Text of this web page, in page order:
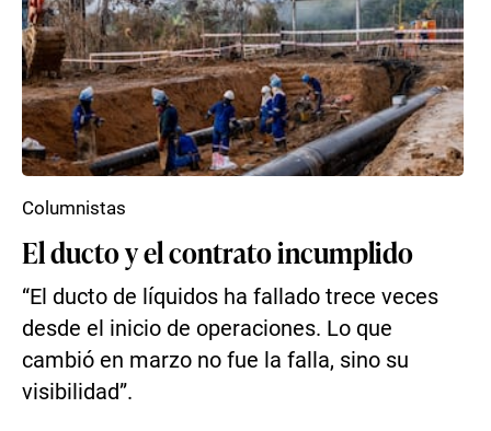
El ducto y el contrato incumplido
“El ducto de líquidos ha fallado trece veces
desde el inicio de operaciones. Lo que
cambió en marzo no fue la falla, sino su
visibilidad”.
Columnistas